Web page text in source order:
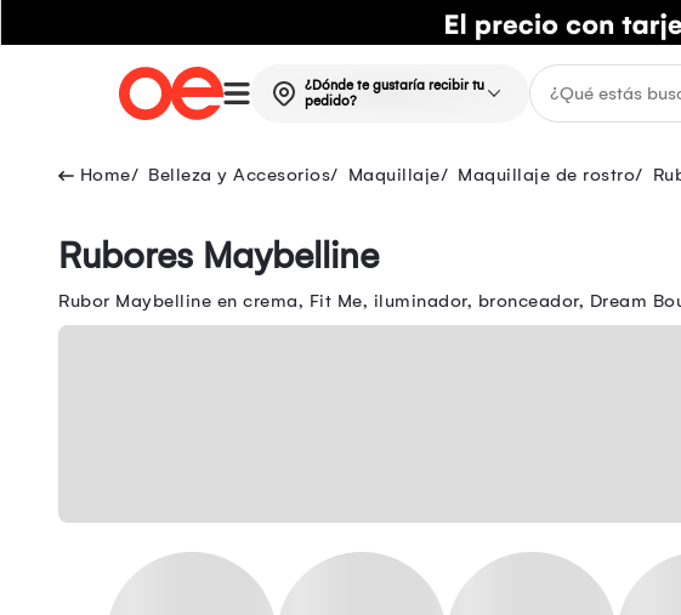
¿Dónde te gustaría recibir tu
pedido?
Belleza y Accesorios Maquillaje Maquillaje de rostro
Rubores Maybelline
Rubor Maybelline en crema, Fit Me, iluminador, bronceador, Dream